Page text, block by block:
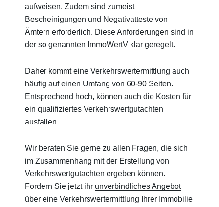
aufweisen. Zudem sind zumeist
Bescheinigungen und Negativatteste von
Ämtern erforderlich. Diese Anforderungen sind in
der so genannten ImmoWertV klar geregelt.
Daher kommt eine Verkehrswertermittlung auch
häufig auf einen Umfang von 60-90 Seiten.
Entsprechend hoch, können auch die Kosten für
ein qualifiziertes Verkehrswertgutachten
ausfallen.
Wir beraten Sie gerne zu allen Fragen, die sich
im Zusammenhang mit der Erstellung von
Verkehrswertgutachten ergeben können.
Fordern Sie jetzt ihr unverbindliches Angebot
über eine Verkehrswertermittlung Ihrer Immobilie